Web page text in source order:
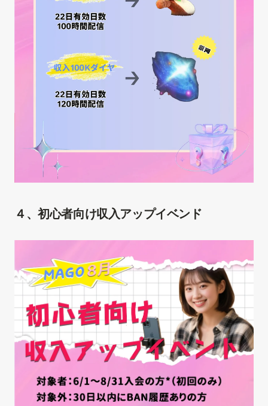
４、初心者向け収入アップイベンド